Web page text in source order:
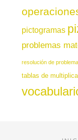
pictogramas
problemas
resolución de
tablas de